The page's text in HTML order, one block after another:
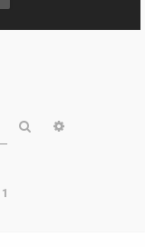
Rechercher
1